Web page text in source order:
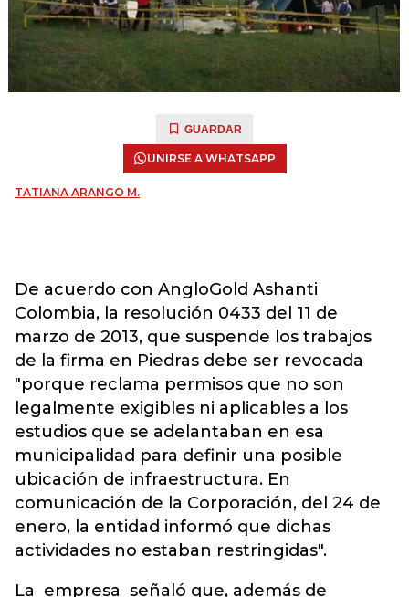
GUARDAR
UNIRSE A WHATSAPP
TATIANA ARANGO M.
De acuerdo con AngloGold Ashanti
Colombia, la resolución 0433 del 11 de
marzo de 2013, que suspende los trabajos
de la firma en Piedras debe ser revocada
"porque reclama permisos que no son
legalmente exigibles ni aplicables a los
estudios que se adelantaban en esa
municipalidad para definir una posible
ubicación de infraestructura. En
comunicación de la Corporación, del 24 de
enero, la entidad informó que dichas
actividades no estaban restringidas".
La empresa señaló que, además de